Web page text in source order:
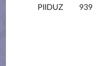
PIIDUZ 939